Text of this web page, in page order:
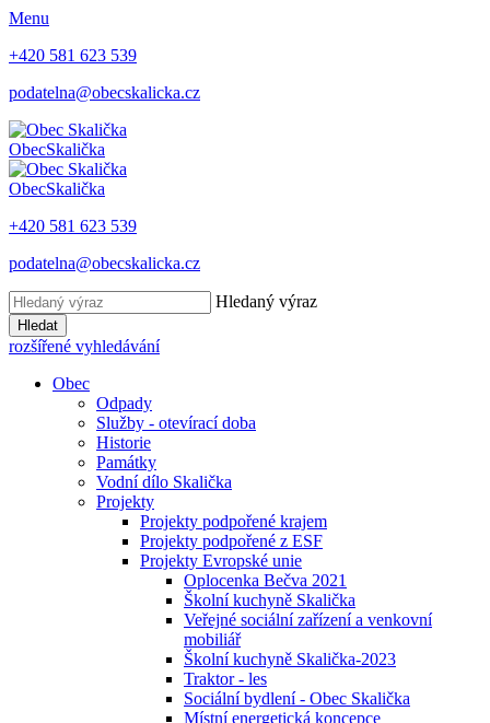
Menu
+420 581 623 539
podatelna@obecskalicka.cz
ObecSkalička
ObecSkalička
+420 581 623 539
podatelna@obecskalicka.cz
Hledaný výraz
Hledat
rozšířené vyhledávání
Obec
Odpady
Služby - otevírací doba
Historie
Památky
Vodní dílo Skalička
Projekty
Projekty podpořené krajem
Projekty podpořené z ESF
Projekty Evropské unie
Oplocenka Bečva 2021
Školní kuchyně Skalička
Veřejné sociální zařízení a venkovní
mobiliář
Školní kuchyně Skalička-2023
Traktor - les
Sociální bydlení - Obec Skalička
Místní energetická koncepce